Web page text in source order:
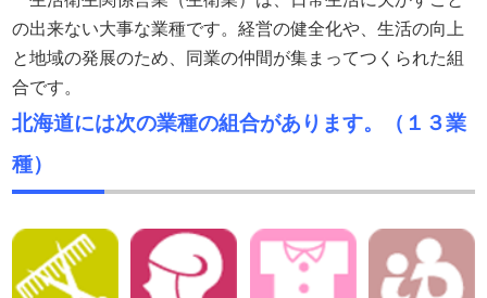
の出来ない大事な業種です。経営の健全化や、生活の向上
と地域の発展のため、同業の仲間が集まってつくられた組
合です。
北海道には次の業種の組合があります。（１３業
種）